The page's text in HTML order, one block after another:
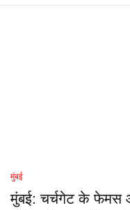
मुंबई
मुंबई: चर्चगेट के फेमस